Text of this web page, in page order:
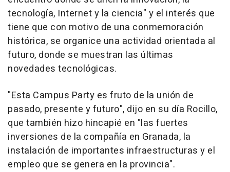
tecnología, Internet y la ciencia" y el interés que
tiene que con motivo de una conmemoración
histórica, se organice una actividad orientada al
futuro, donde se muestran las últimas
novedades tecnológicas.
"Esta Campus Party es fruto de la unión de
pasado, presente y futuro", dijo en su día Rocillo,
que también hizo hincapié en "las fuertes
inversiones de la compañía en Granada, la
instalación de importantes infraestructuras y el
empleo que se genera en la provincia".